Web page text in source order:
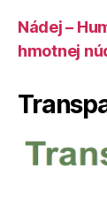
Nádej –
hmotnej